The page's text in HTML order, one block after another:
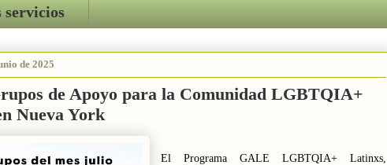
servicios
de 2025
de Apoyo para la Comunidad LGBTQIA+
Nueva York
El Programa GALE LGBTQIA+ Latinxs,